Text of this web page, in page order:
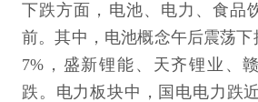
下跌方面，电池、电力、食品
前。其中，电池概念午后震荡下
7%，盛新锂能、天齐锂业、
跌。电力板块中，国电电力跌